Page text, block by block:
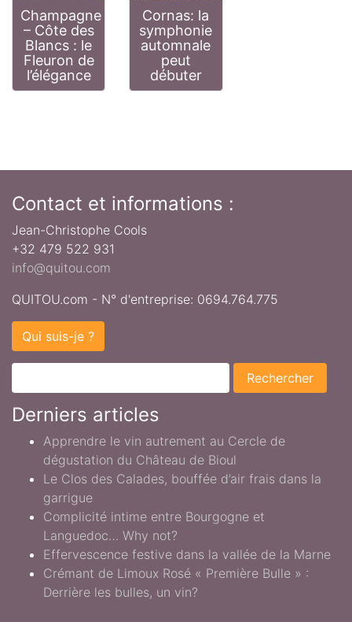
Champagne
– Côte des
Blancs : le
Fleuron de
l’élégance
Cornas: la
symphonie
automnale
peut
débuter
Contact et informations :
Jean-Christophe Cools
+32 479 522 931
info@quitou.com
QUITOU.com - N° d'entreprise: 0694.764.775
Qui suis-je ?
Derniers articles
Apprendre le vin autrement au Cercle de
dégustation du Château de Bioul
Le Clos des Calades, bouffée d’air frais dans la
garrigue
Complicité intime entre Bourgogne et
Languedoc… Why not?
Effervescence festive dans la vallée de la Marne
Crémant de Limoux Rosé « Première Bulle » :
Derrière les bulles, un vin?